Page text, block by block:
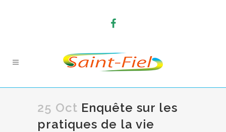
25 Oct Enquête sur les
pratiques de la vie